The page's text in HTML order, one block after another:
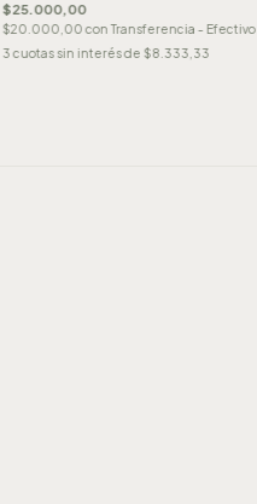
$25.000,00
$20.000,00con Transferencia - Efectivo
3 cuotas sin interés de $8.333,33